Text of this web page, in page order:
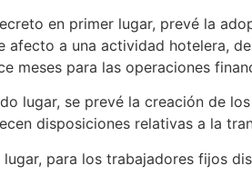
en primer lugar, prevé la
afecto a una actividad hotelera,
meses para las operaciones
lugar, se prevé la creación de
disposiciones relativas a la
lugar, para los trabajadores fijos